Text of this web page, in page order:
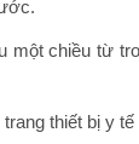
một chiều từ
thiết bị y tế